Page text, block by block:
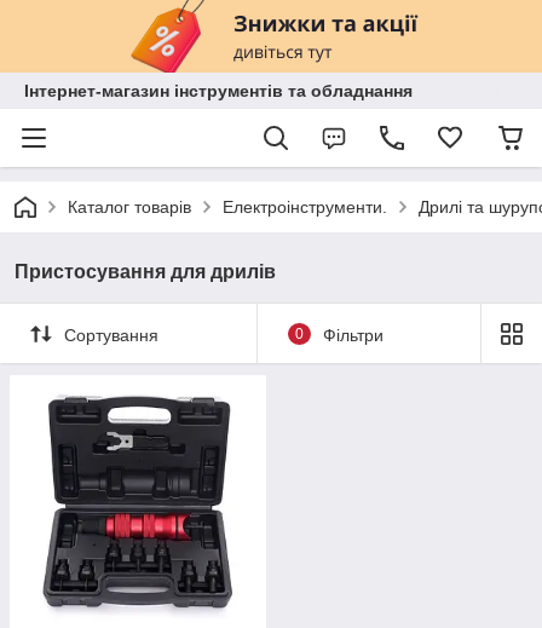
Інтернет-магазин інструментів та обладнання
Каталог товарів Електроінструменти. Дрилі та
Пристосування для дрилів
Сортування 0 Фільтри